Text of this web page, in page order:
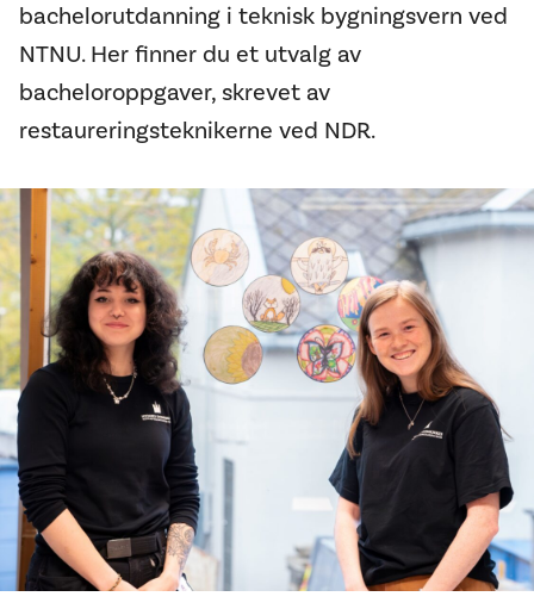
bachelorutdanning i teknisk bygningsvern ved
NTNU. Her finner du et utvalg av
bacheloroppgaver, skrevet av
restaureringsteknikerne ved NDR.